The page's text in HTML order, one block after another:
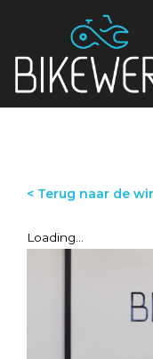
< Terug naar de
Loading...